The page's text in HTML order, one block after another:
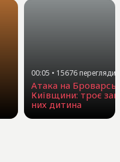
00:05 • 15676 перегляди
Атака на
Київщини: троє
них дитина